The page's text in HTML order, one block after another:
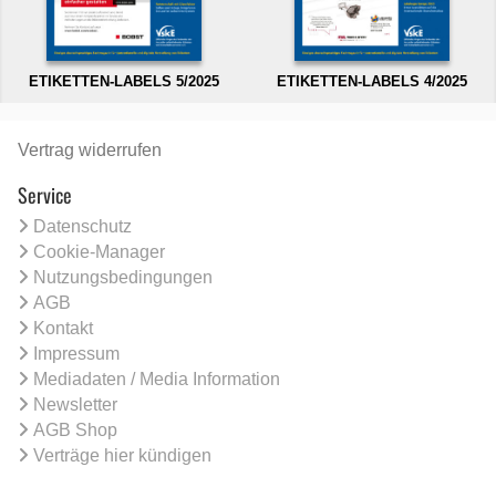
ETIKETTEN-LABELS 5/2025 ETIKETTEN-LABELS 4/2025
Vertrag widerrufen
Service
Datenschutz
Cookie-Manager
Nutzungsbedingungen
AGB
Kontakt
Impressum
Mediadaten / Media Information
Newsletter
AGB Shop
Verträge hier kündigen